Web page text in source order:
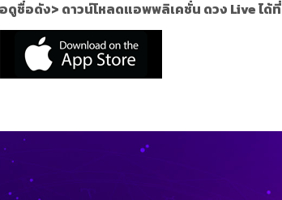
ดูชื่อดัง> ดาวน์โหลดแอพพลิเคชั่น ดวง Live ได้ที่